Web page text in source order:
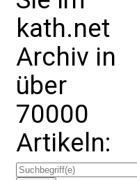
kath.net
Archiv in
über
70000
Artikeln: